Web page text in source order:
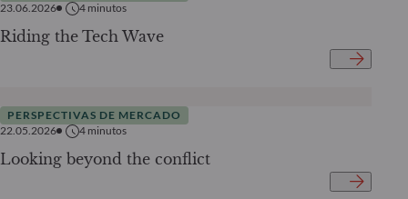
23.06.2026
4 minutos
Riding the Tech Wave
PERSPECTIVAS DE MERCADO
22.05.2026
4 minutos
Looking beyond the conflict